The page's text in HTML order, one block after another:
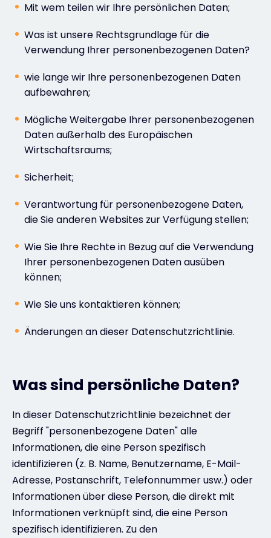
Mit wem teilen wir Ihre persönlichen Daten;
Was ist unsere Rechtsgrundlage für die
Verwendung Ihrer personenbezogenen Daten?
wie lange wir Ihre personenbezogenen Daten
aufbewahren;
Mögliche Weitergabe Ihrer personenbezogenen
Daten außerhalb des Europäischen
Wirtschaftsraums;
Sicherheit;
Verantwortung für personenbezogene Daten,
die Sie anderen Websites zur Verfügung stellen;
Wie Sie Ihre Rechte in Bezug auf die Verwendung
Ihrer personenbezogenen Daten ausüben
können;
Wie Sie uns kontaktieren können;
Änderungen an dieser Datenschutzrichtlinie.
Was sind persönliche Daten?
In dieser Datenschutzrichtlinie bezeichnet der
Begriff "personenbezogene Daten" alle
Informationen, die eine Person spezifisch
identifizieren (z. B. Name, Benutzername, E-Mail-
Adresse, Postanschrift, Telefonnummer usw.) oder
Informationen über diese Person, die direkt mit
Informationen verknüpft sind, die eine Person
spezifisch identifizieren. Zu den